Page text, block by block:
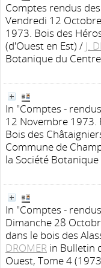
Comptes rendus
Vendredi 12
1973. Bois des
(d'Ouest en Est) / J.
Botanique du
In "Comptes -
12 Novembre 1973.
Bois des
Commune de
la Société
In "Comptes -
Dimanche 28
dans le bois des
DROMER in Bulletin
Ouest, Tome 4